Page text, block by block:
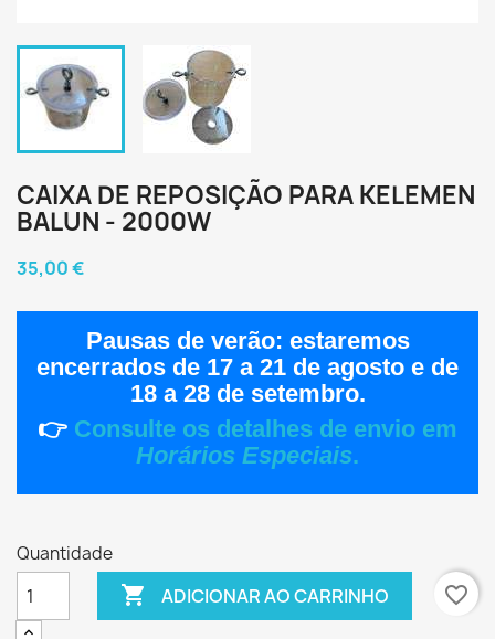
CAIXA DE REPOSIÇÃO PARA KELEMEN
BALUN - 2000W
35,00 €
Pausas de verão: estaremos
encerrados de 17 a 21 de agosto e de
18 a 28 de setembro.
👉 Consulte os detalhes de envio em
Horários Especiais.
Quantidade
 ADICIONAR AO CARRINHO favorite_border